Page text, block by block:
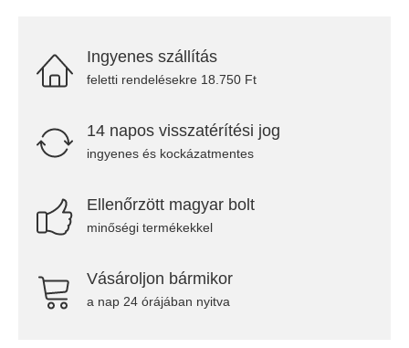
Ingyenes szállítás
feletti rendelésekre 18.750 Ft
14 napos visszatérítési jog
ingyenes és kockázatmentes
Ellenőrzött magyar bolt
minőségi termékekkel
Vásároljon bármikor
a nap 24 órájában nyitva